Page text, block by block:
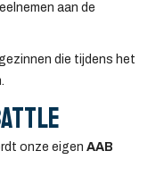
aan de
die tijdens het
onze eigen AAB